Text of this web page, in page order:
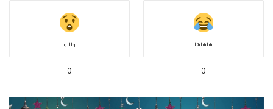
هاهاها
0
واااو
0